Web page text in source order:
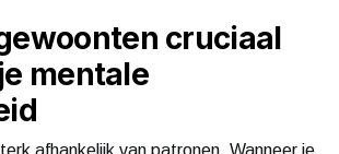
cruciaal
mentale
afhankelijk van patronen. Wanneer je